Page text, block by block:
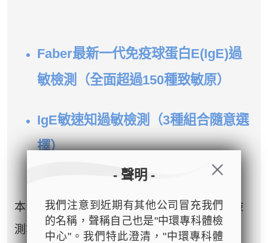
Faber最新一代免疫球蛋白E(IgE)過
敏檢測（全面超過150種致敏原）
IgE敏速知過敏檢測（3種組合隨意選
擇）
本中心亦提供其他疫苗注射/體檢計劃/基因檢
測等服務，詳情請致電客戶服務熱線: 5543
- 聲明 -
我們注意到近期有其他公司冒充我們
的名稱，聲稱自己也是"中環專科體檢
中心"。我們特此澄清，"中環專科體